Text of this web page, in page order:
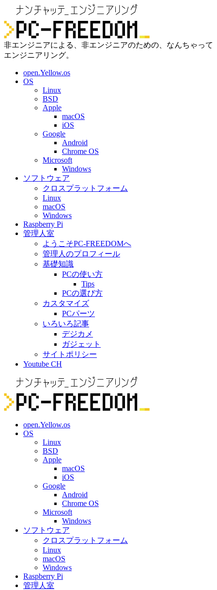
非エンジニアによる、非エンジニアのための、なんちゃって
エンジニアリング。
open.Yellow.os
OS
Linux
BSD
Apple
macOS
iOS
Google
Android
Chrome OS
Microsoft
Windows
ソフトウェア
クロスプラットフォーム
Linux
macOS
Windows
Raspberry Pi
管理人室
ようこそPC-FREEDOMへ
管理人のプロフィール
基礎知識
PCの使い方
Tips
PCの選び方
カスタマイズ
PCパーツ
いろいろ記事
デジカメ
ガジェット
サイトポリシー
Youtube CH
open.Yellow.os
OS
Linux
BSD
Apple
macOS
iOS
Google
Android
Chrome OS
Microsoft
Windows
ソフトウェア
クロスプラットフォーム
Linux
macOS
Windows
Raspberry Pi
管理人室